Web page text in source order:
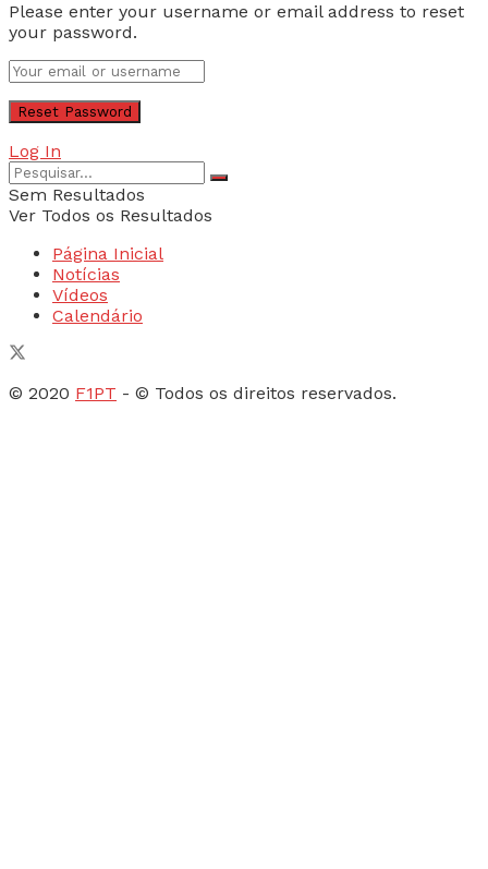
Please enter your username or email address to reset
your password.
Log In
Sem Resultados
Ver Todos os Resultados
Página Inicial
Notícias
Vídeos
Calendário
© 2020 F1PT - © Todos os direitos reservados.